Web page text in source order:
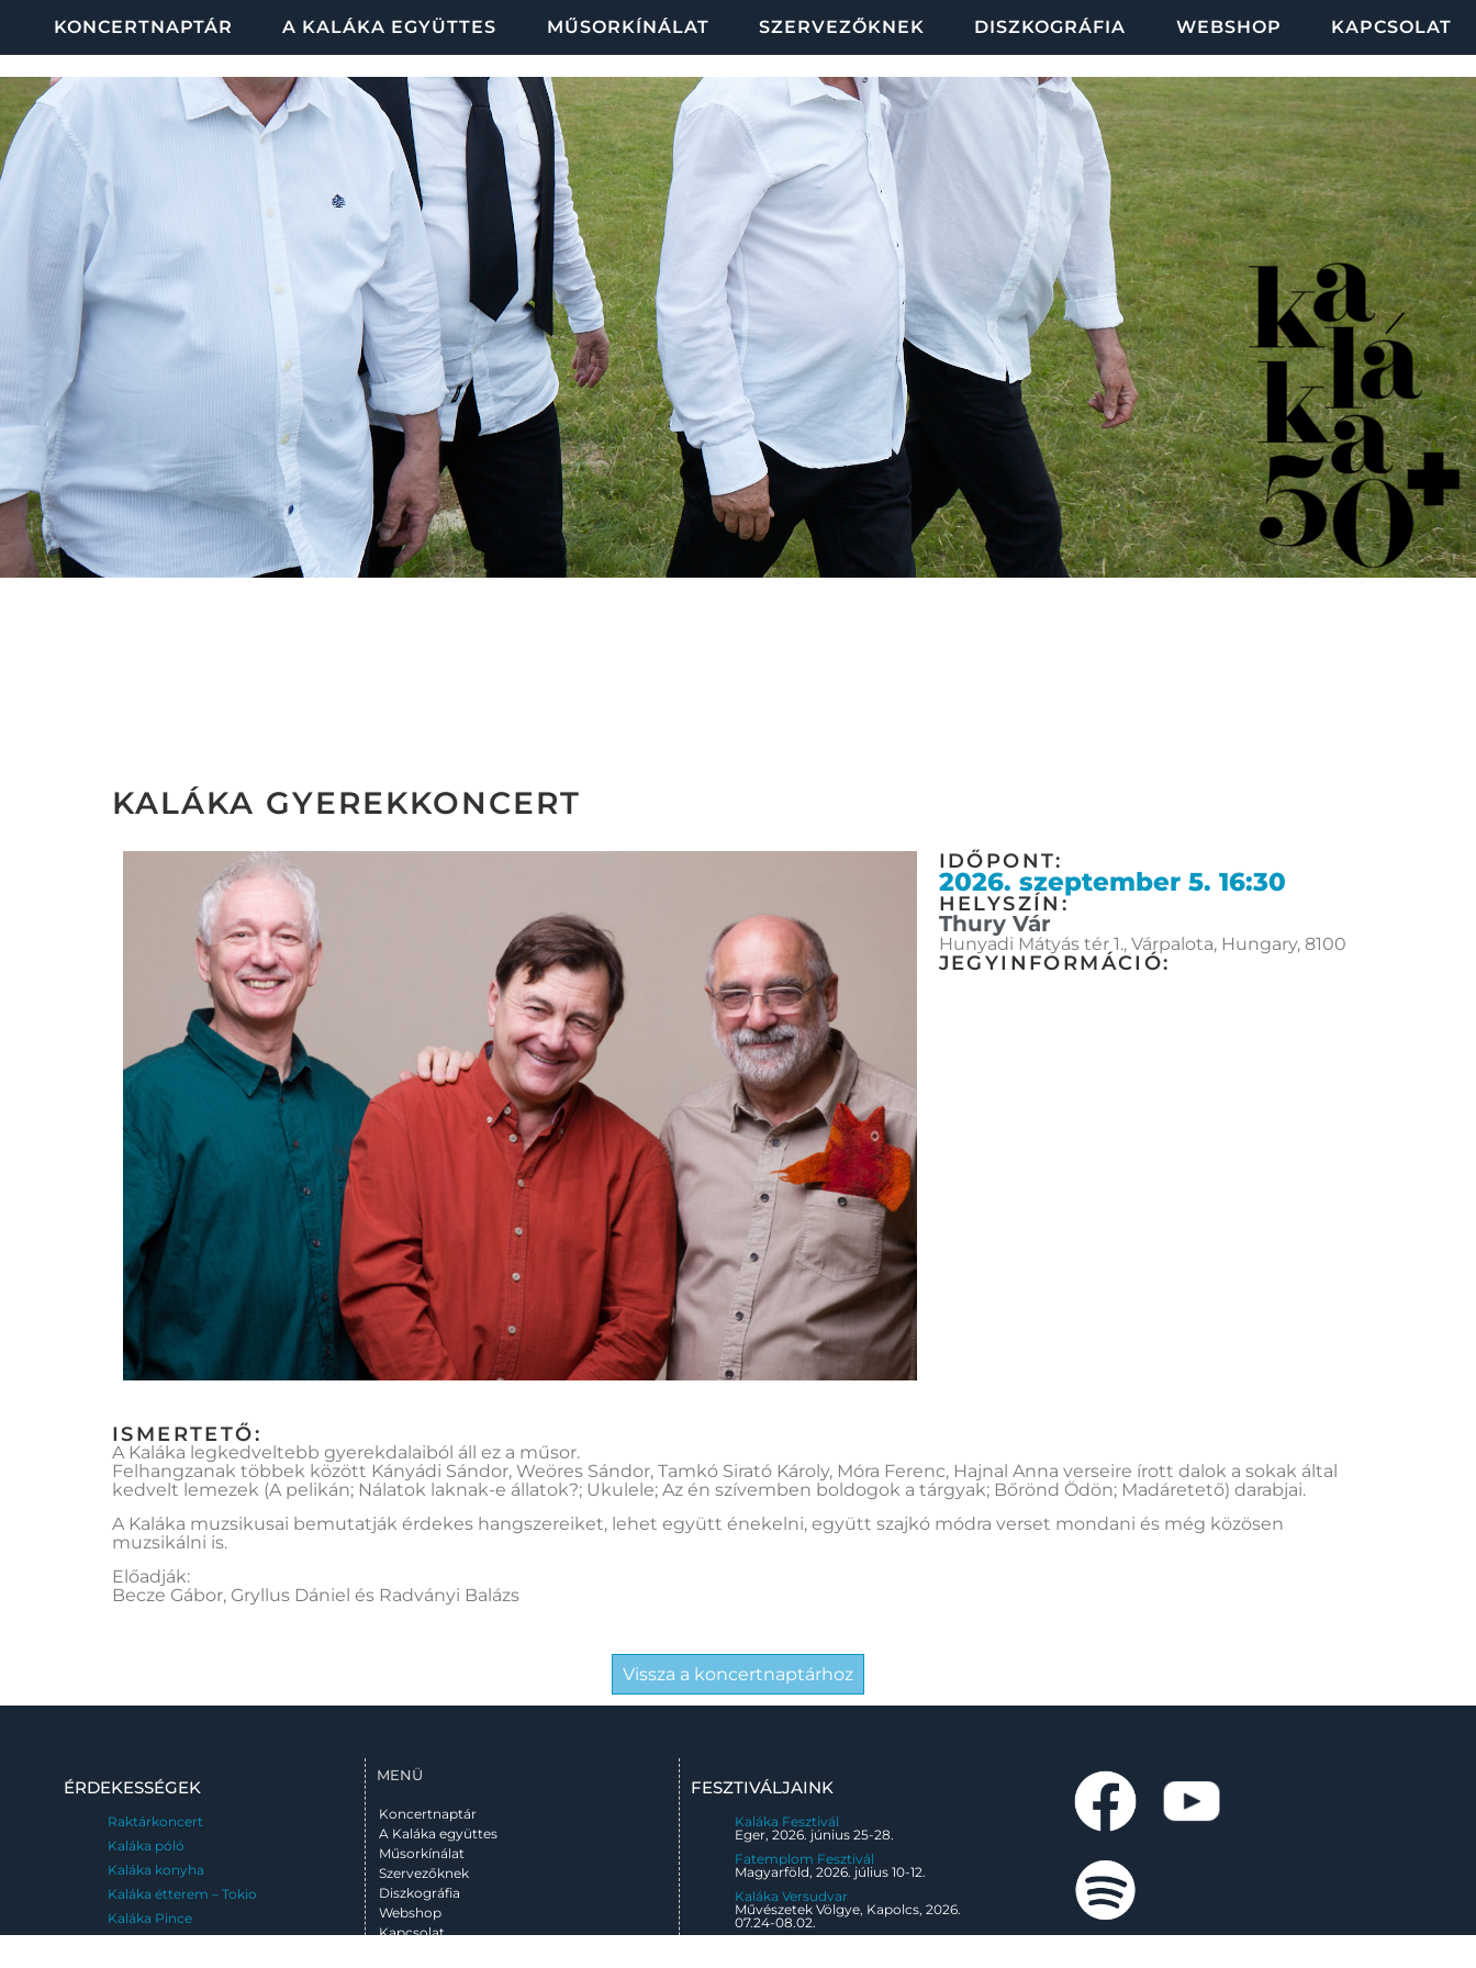
KONCERTNAPTÁR A KALÁKA EGYÜTTES MŰSORKÍNÁLAT SZERVEZŐKNEK DISZKOGRÁFIA WEBSHOP KAPCSOLAT
KALÁKA GYEREKKONCERT
IDŐPONT:
2026. szeptember 5. 16:30
HELYSZÍN:
Thury Vár
Hunyadi Mátyás tér 1., Várpalota, Hungary, 8100
JEGYINFORMÁCIÓ:
ISMERTETŐ:
A Kaláka legkedveltebb gyerekdalaiból áll ez a műsor.
Felhangzanak többek között Kányádi Sándor, Weöres Sándor, Tamkó Sirató Károly, Móra Ferenc, Hajnal Anna verseire írott dalok a sokak által
kedvelt lemezek (A pelikán; Nálatok laknak-e állatok?; Ukulele; Az én szívemben boldogok a tárgyak; Bőrönd Ödön; Madáretető) darabjai.
A Kaláka muzsikusai bemutatják érdekes hangszereiket, lehet együtt énekelni, együtt szajkó módra verset mondani és még közösen
muzsikálni is.
Előadják:
Becze Gábor, Gryllus Dániel és Radványi Balázs
Vissza a koncertnaptárhoz
ÉRDEKESSÉGEK
Raktárkoncert
Kaláka póló
Kaláka konyha
Kaláka étterem – Tokio
Kaláka Pince
MENÜ
Koncertnaptár
A Kaláka együttes
Műsorkínálat
Szervezőknek
Diszkográfia
Webshop
Kapcsolat
FESZTIVÁLJAINK
Kaláka Fesztivál
Eger, 2026. június 25-28.
Fatemplom Fesztivál
Magyarföld, 2026. július 10-12.
Kaláka Versudvar
Művészetek Völgye, Kapolcs, 2026.
07.24-08.02.